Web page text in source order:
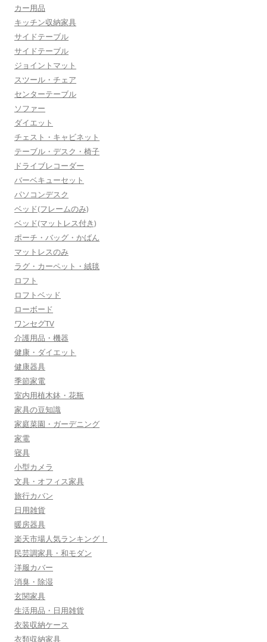
カー用品
キッチン収納家具
サイドテーブル
サイドテーブル
ジョイントマット
スツール・チェア
センターテーブル
ソファー
ダイエット
チェスト・キャビネット
テーブル・デスク・椅子
ドライブレコーダー
バーベキューセット
パソコンデスク
ベッド(フレームのみ)
ベッド(マットレス付き)
ポーチ・バッグ・かばん
マットレスのみ
ラグ・カーペット・絨毯
ロフト
ロフトベッド
ローボード
ワンセグTV
介護用品・機器
健康・ダイエット
健康器具
季節家電
室内用植木鉢・花瓶
家具の豆知識
家庭菜園・ガーデニング
家電
寝具
小型カメラ
文具・オフィス家具
旅行カバン
日用雑貨
暖房器具
楽天市場人気ランキング！
民芸調家具・和モダン
洋服カバー
消臭・除湿
玄関家具
生活用品・日用雑貨
衣装収納ケース
衣類収納家具